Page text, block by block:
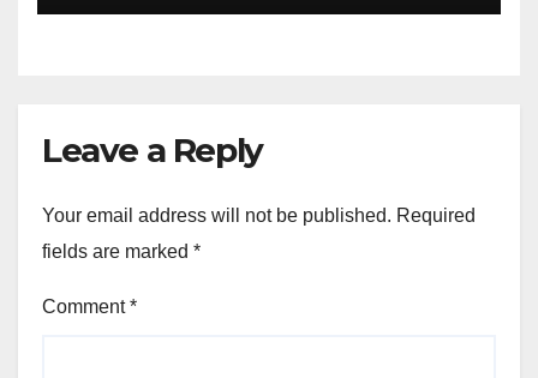
Leave a Reply
Your email address will not be published. Required
fields are marked *
Comment*